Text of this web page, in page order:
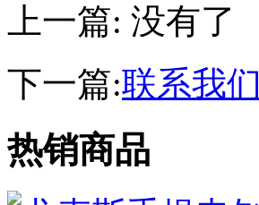
上一篇: 没有了
下一篇:联系我们
热销商品